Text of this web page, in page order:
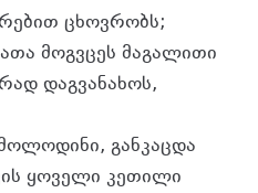
ცხოვრობს;
მოგვცეს მაგალითი
დაგვანახოს,
განკაცდა
ყოველი კეთილი